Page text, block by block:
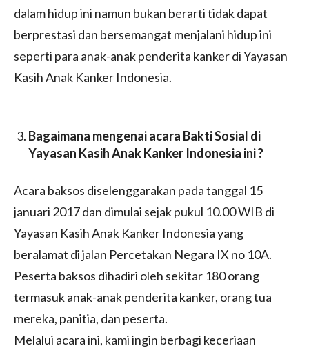
dalam hidup ini namun bukan berarti tidak dapat
berprestasi dan bersemangat menjalani hidup ini
seperti para anak-anak penderita kanker di Yayasan
Kasih Anak Kanker Indonesia.
Bagaimana mengenai acara Bakti Sosial di
Yayasan Kasih Anak Kanker Indonesia ini ?
Acara baksos diselenggarakan pada tanggal 15
januari 2017 dan dimulai sejak pukul 10.00 WIB di
Yayasan Kasih Anak Kanker Indonesia yang
beralamat di jalan Percetakan Negara IX no 10A.
Peserta baksos dihadiri oleh sekitar 180 orang
termasuk anak-anak penderita kanker, orang tua
mereka, panitia, dan peserta.
Melalui acara ini, kami ingin berbagi keceriaan